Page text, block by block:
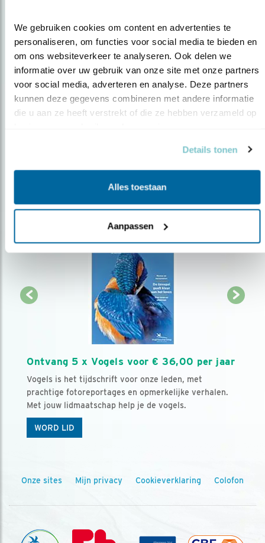
We gebruiken cookies om content en advertenties te
personaliseren, om functies voor social media te bieden en
om ons websiteverkeer te analyseren. Ook delen we
informatie over uw gebruik van onze site met onze partners
voor social media, adverteren en analyse. Deze partners
kunnen deze gegevens combineren met andere informatie
die u aan ze heeft verstrekt of die ze hebben verzameld op
Details tonen
Alles toestaan
Aanpassen
Op de hoogte blijven?
Meld je aan en ontvang nieuws, inspiratie, acties en tips
over vogels en activiteiten van Vogelbescherming.
Ontvang 5 x Vogels voor € 36,00 per jaar
Vogels is het tijdschrift voor onze leden, met
prachtige fotoreportages en opmerkelijke verhalen.
Met jouw lidmaatschap help je de vogels.
WORD LID
Onze sites Mijn privacy Cookieverklaring Colofon